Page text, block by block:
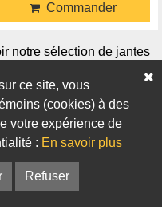
Commander
notre sélection de jantes
Bagues de centrage
ce site, vous
(cookies) à des
votre expérience de
: En savoir plus
Refuser